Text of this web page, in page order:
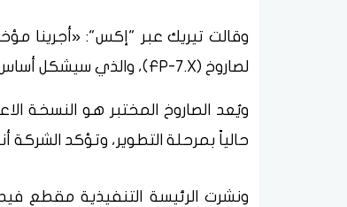
وقالت تيريك عبر "إكس": «أجرينا
لصاروخ (FP-7.X)، والذي سيشكل أساس صاروخ "فريجا" المستقبلي المضاد للصواريخ الباليستية».
حالياً بمرحلة التطوير، وتؤكد
ونشرت الرئيسة التنفيذية مقطع